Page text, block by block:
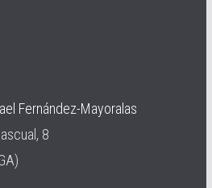
Fernández-Mayoralas
8